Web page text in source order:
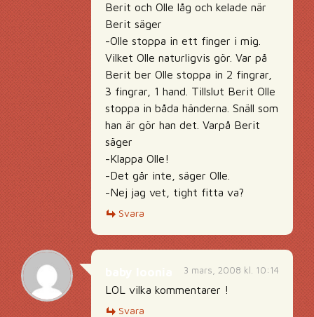
Berit och Olle låg och kelade när
Berit säger
-Olle stoppa in ett finger i mig.
Vilket Olle naturligvis gör. Var på
Berit ber Olle stoppa in 2 fingrar,
3 fingrar, 1 hand. Tillslut Berit Olle
stoppa in båda händerna. Snäll som
han är gör han det. Varpå Berit
säger
-Klappa Olle!
-Det går inte, säger Olle.
-Nej jag vet, tight fitta va?
Svara
3 mars, 2008 kl. 10:14
LOL vilka kommentarer !
Svara